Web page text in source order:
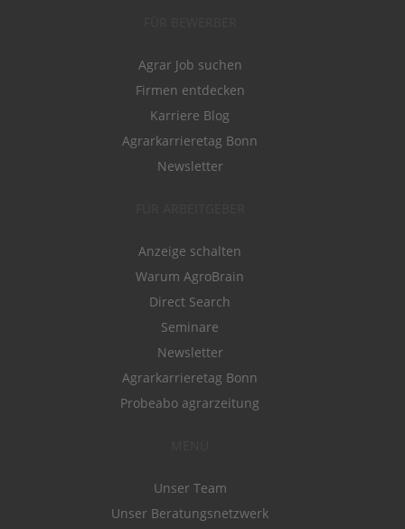
Agrar Job suchen
Firmen entdecken
Karriere Blog
Agrarkarrieretag Bonn
Newsletter
Anzeige schalten
Warum AgroBrain
Direct Search
Seminare
Newsletter
Agrarkarrieretag Bonn
Probeabo agrarzeitung
Unser Team
Unser Beratungsnetzwerk